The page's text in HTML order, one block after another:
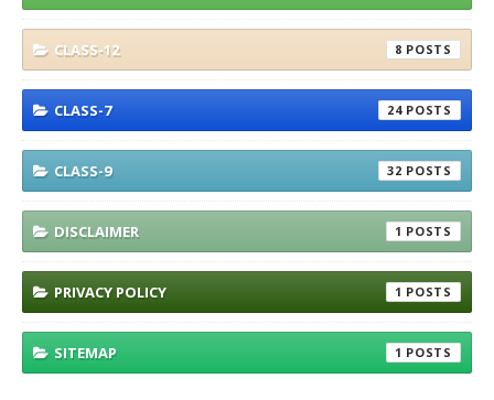
CLASS-12 8
CLASS-7 24
CLASS-9 32
DISCLAIMER 1
PRIVACY POLICY 1
SITEMAP 1